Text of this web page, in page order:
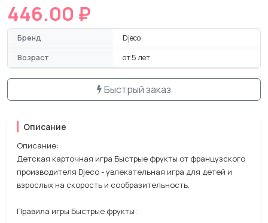
446.00 ₽
Бренд
Djeco
Возраст
от 5 лет
Быстрый заказ
Описание
Описание:
Детская карточная игра Быстрые фрукты от французского
производителя Djeco - увлекательная игра для детей и
взрослых на скорость и сообразительность.
Правила игры Быстрые фрукты: